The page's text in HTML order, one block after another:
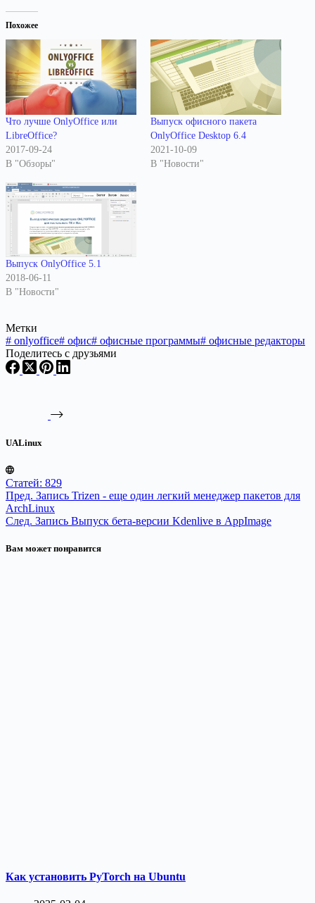
Похожее
Что лучше OnlyOffice или
LibreOffice?
2017-09-24
В "Обзоры"
Выпуск офисного пакета
OnlyOffice Desktop 6.4
2021-10-09
В "Новости"
Выпуск OnlyOffice 5.1
2018-06-11
В "Новости"
Метки
# onlyoffice# офис# офисные программы# офисные редакторы
Поделитесь с друзьями
UALinux
Статей: 829
Пред. Запись Trizen - еще один легкий менеджер пакетов для
ArchLinux
След. Запись Выпуск бета-версии Kdenlive в AppImage
Вам может понравится
Как установить PyTorch на Ubuntu